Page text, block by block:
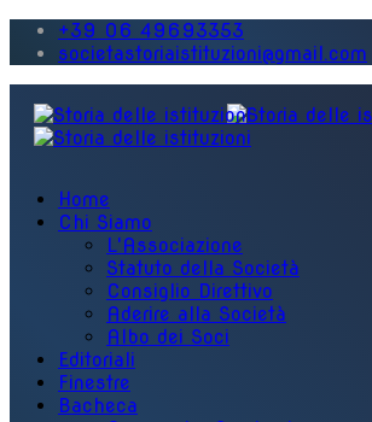
+39 06 49693353
societastoriaistituzioni@gmail.com
Home
Chi Siamo
L'Associazione
Statuto della Società
Consiglio Direttivo
Aderire alla Società
Albo dei Soci
Editoriali
Finestre
Bacheca